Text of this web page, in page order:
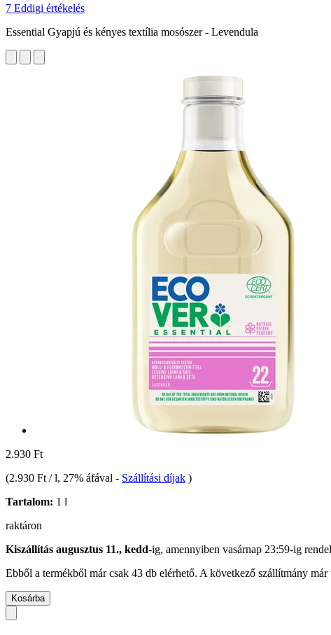
7 Eddigi értékelés
Essential Gyapjú és kényes textília mosószer - Levendula
2.930 Ft
(2.930 Ft / l, 27% áfával - Szállítási díjak )
Tartalom: 1 l
raktáron
Kiszállítás augusztus 11., kedd-ig, amennyiben vasárnap 23:59-ig
Ebből a termékből már csak 43 db elérhető. A következő szállítmány
Kosárba